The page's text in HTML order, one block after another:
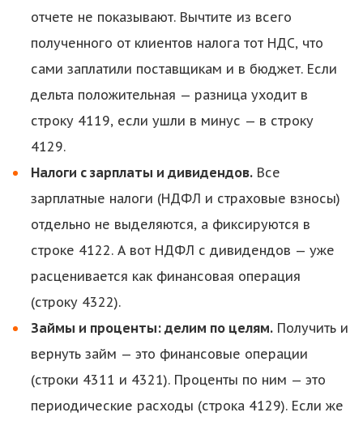
отчете не показывают. Вычтите из всего
полученного от клиентов налога тот НДС, что
сами заплатили поставщикам и в бюджет. Если
дельта положительная — разница уходит в
строку 4119, если ушли в минус — в строку
4129.
Налоги с зарплаты и дивидендов. Все
зарплатные налоги (НДФЛ и страховые взносы)
отдельно не выделяются, а фиксируются в
строке 4122. А вот НДФЛ с дивидендов — уже
расценивается как финансовая операция
(строку 4322).
Займы и проценты: делим по целям. Получить и
вернуть займ — это финансовые операции
(строки 4311 и 4321). Проценты по ним — это
периодические расходы (строка 4129). Если же